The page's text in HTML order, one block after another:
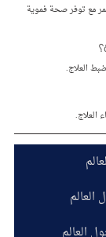
مع توفر صحة فموية
العلاج.
العلاج.
العالم